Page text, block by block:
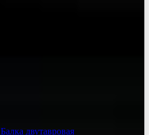
Балка двутавровая